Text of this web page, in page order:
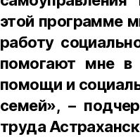
этой программе
работу
помогают мне в
помощи и
семей», –
труда